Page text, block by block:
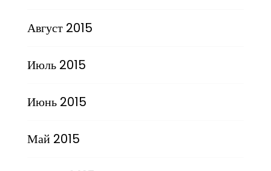
Август 2015
Июль 2015
Июнь 2015
Май 2015